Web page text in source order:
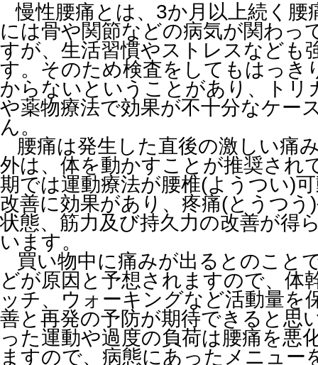
慢性腰痛とは、3か月以上続く腰
には骨や関節などの病気が関わっ
すが、生活習慣やストレスなども
す。そのため検査をしてもはっき
からないということがあり、トリ
や薬物療法で効果が不十分なケー
ん。
腰痛は発生した直後の激しい痛
外は、体を動かすことが推奨され
期では運動療法が腰椎(ようつい)
改善に効果があり、疼痛(とうつう
状態、筋力及び持久力の改善が得
います。
買い物中に痛みが出るとのこと
どが原因と予想されますので、体
ッチ、ウォーキングなど活動量を
善と再発の予防が期待できると思
った運動や過度の負荷は腰痛を悪
ますので、病態にあったメニュー